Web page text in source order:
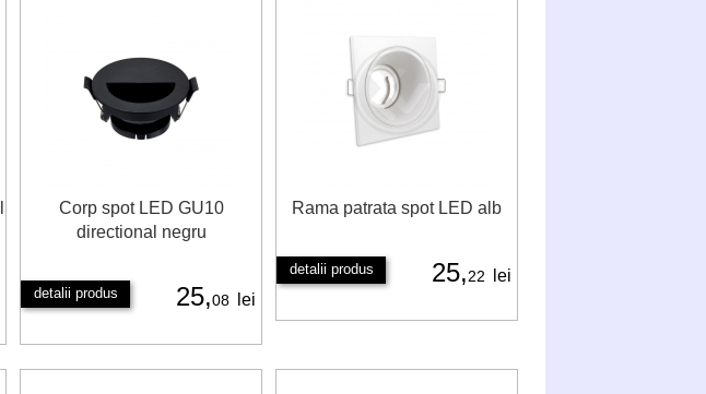
Corp spot LED GU10
directional negru
detalii produs 25,08 lei
Rama patrata spot LED alb
detalii produs 25,22 lei